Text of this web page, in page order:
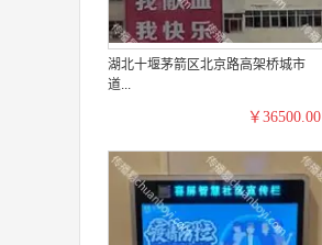
湖北十堰茅箭区北京路高架桥城市
道...
￥36500.00